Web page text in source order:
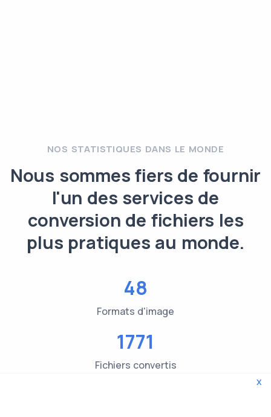
NOS STATISTIQUES DANS LE MONDE
Nous sommes fiers de fournir
l'un des services de
conversion de fichiers les
plus pratiques au monde.
48
Formats d'image
1771
Fichiers convertis
x